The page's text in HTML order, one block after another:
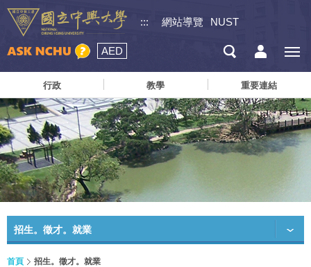
::: 網站導覽 NUST
AED
行政 教學 重要連結
招生。徵才。就業
首頁 招生。徵才。就業